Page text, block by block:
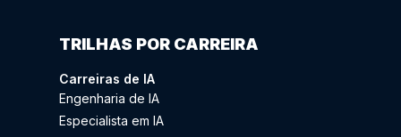
TRILHAS POR CARREIRA
Carreiras de IA
Engenharia de IA
Especialista em IA